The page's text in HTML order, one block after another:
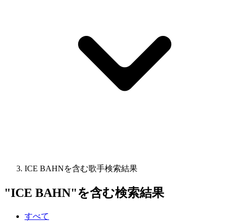
ICE BAHNを含む歌手検索結果
"ICE BAHN"を含む検索結果
すべて